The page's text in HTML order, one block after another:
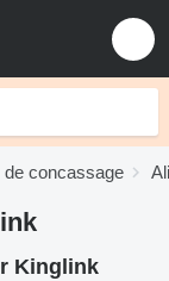
de concassage
Kinglink